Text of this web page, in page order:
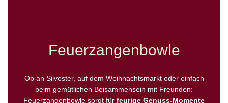
Feuerzangenbowle
Ob an Silvester, auf dem Weihnachtsmarkt oder einfach
beim gemütlichen Beisammensein mit Freunden:
Feuerzangenbowle sorgt für feurige Genuss-Momente